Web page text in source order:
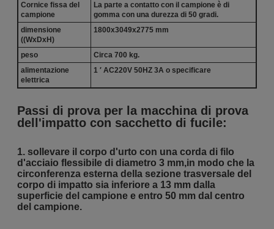
Cornice fissa del
campione
La parte a contatto con il campione è di
gomma con una durezza di 50 gradi.
dimensione
((WxDxH)
1800x3049x2775 mm
peso
Circa 700 kg.
alimentazione
elettrica
1 ′ AC220V 50HZ 3A o specificare
Passi di prova per la macchina di prova
dell'impatto con sacchetto di fucile:
1. sollevare il corpo d'urto con una corda di filo
d'acciaio flessibile di diametro 3 mm,in modo che la
circonferenza esterna della sezione trasversale del
corpo di impatto sia inferiore a 13 mm dalla
superficie del campione e entro 50 mm dal centro
del campione.